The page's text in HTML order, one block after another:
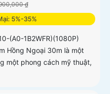
₫
5%-35%
(A0-1B2WFR)(1080P)
Hồng Ngoại 30m là một
một phong cách mỹ thuật,